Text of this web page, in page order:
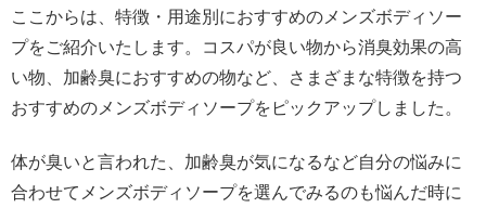
ここからは、特徴・用途別におすすめのメンズボディソー
プをご紹介いたします。コスパが良い物から消臭効果の高
い物、加齢臭におすすめの物など、さまざまな特徴を持つ
おすすめのメンズボディソープをピックアップしました。
体が臭いと言われた、加齢臭が気になるなど自分の悩みに
合わせてメンズボディソープを選んでみるのも悩んだ時に